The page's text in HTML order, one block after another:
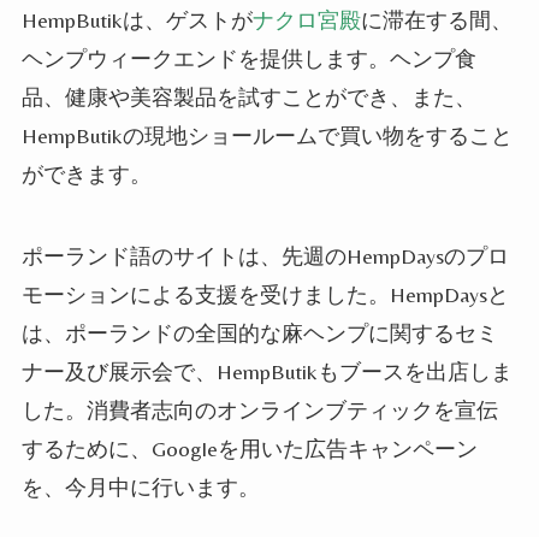
HempButikは、ゲストがナクロ宮殿に滞在する間、
ヘンプウィークエンドを提供します。 ヘンプ食
品、健康や美容製品を試すことができ、また、
HempButikの現地ショールームで買い物をすること
ができます。
ポーランド語のサイトは、先週のHempDaysのプロ
モーションによる支援を受けました。HempDaysと
は、 ポーランドの全国的な麻ヘンプに関するセミ
ナー及び展示会で、HempButikもブースを出店しま
した。消費者志向のオンラインブティックを宣伝
するために、Googleを用いた広告キャンペーン
を、今月中に行います。